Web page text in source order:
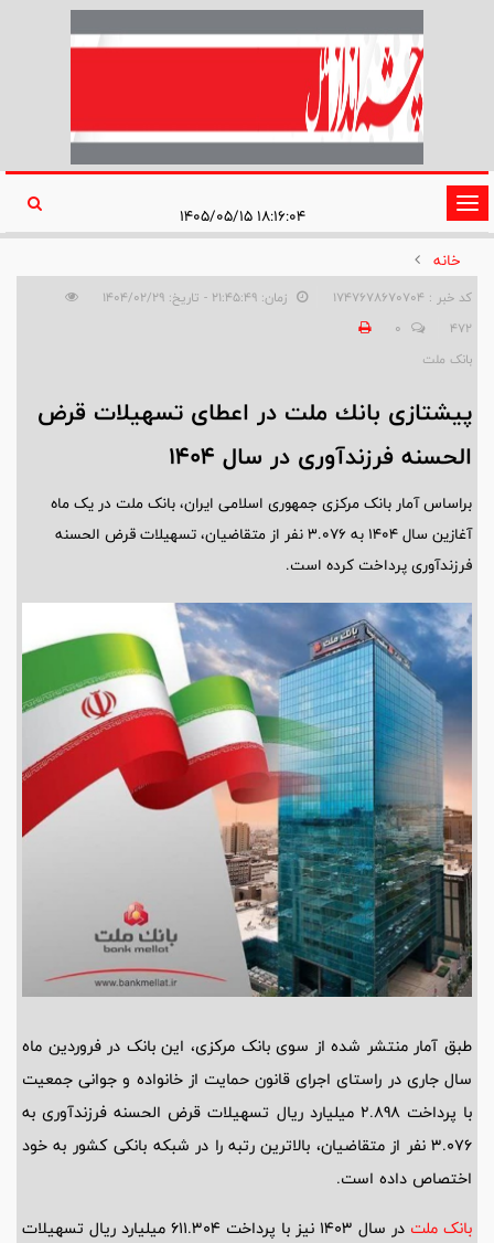
تغییر
وضعیت
ناوبری
۱۸:۱۶:۰۴ ۱۴۰۵/۰۵/۱۵
خانه
کد خبر : 1747678670704
زمان: ۲۱:۴۵:۴۹ - تاریخ: ۱۴۰۴/۰۲/۲۹
472
0
بانک ملت
پیشتازی بانك ملت در اعطای تسهیلات قرض
الحسنه فرزندآوری در سال ۱۴۰۴
براساس آمار بانک مرکزی جمهوری اسلامی ایران، بانک ملت در یک ماه
آغازین سال ۱۴۰۴ به ۳.۰۷۶ نفر از متقاضیان، تسهیلات قرض الحسنه
فرزندآوری پرداخت کرده است.
طبق آمار منتشر شده از سوی بانک مرکزی، این بانک در فروردین ماه
سال جاری در راستای اجرای قانون حمایت از خانواده و جوانی جمعیت
با پرداخت 2.898 میلیارد ریال تسهیلات قرض الحسنه فرزندآوری به
3.076 نفر از متقاضیان، بالاترین رتبه را در شبکه بانکی کشور به خود
اختصاص داده است.
بانک ملت
در سال 1403 نیز با پرداخت 611.304 میلیارد ریال تسهیلات